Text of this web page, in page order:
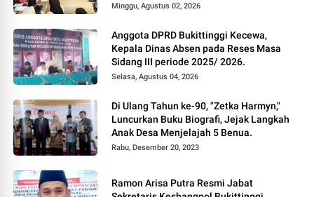
Minggu, Agustus 02, 2026
Anggota DPRD Bukittinggi Kecewa,
Kepala Dinas Absen pada Reses Masa
Sidang III periode 2025/ 2026.
Selasa, Agustus 04, 2026
Di Ulang Tahun ke-90, "Zetka Harmyn,"
Luncurkan Buku Biografi, Jejak Langkah
Anak Desa Menjelajah 5 Benua.
Rabu, Desember 20, 2023
Ramon Arisa Putra Resmi Jabat